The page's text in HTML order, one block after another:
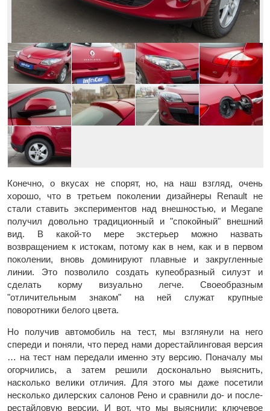
Конечно, о вкусах не спорят, но, на наш взгляд, очень
хорошо, что в третьем поколении дизайнеры Renault не
стали ставить экспериментов над внешностью, и Megane
получил довольно традиционный и "спокойный" внешний
вид. В какой-то мере экстерьер можно назвать
возвращением к истокам, потому как в нем, как и в первом
поколении, вновь доминируют плавные и закругленные
линии. Это позволило создать купеобразный силуэт и
сделать корму визуально легче. Своеобразным
"отличительным знаком" на ней служат крупные
поворотники белого цвета.
Но получив автомобиль на тест, мы взглянули на него
спереди и поняли, что перед нами дорестайлинговая версия
… на тест нам передали именно эту версию. Поначалу мы
огорчились, а затем решили досконально выяснить,
насколько велики отличия. Для этого мы даже посетили
несколько дилерских салонов Рено и сравнили до- и после-
рестайловую версии. И вот, что мы выяснили: ключевое